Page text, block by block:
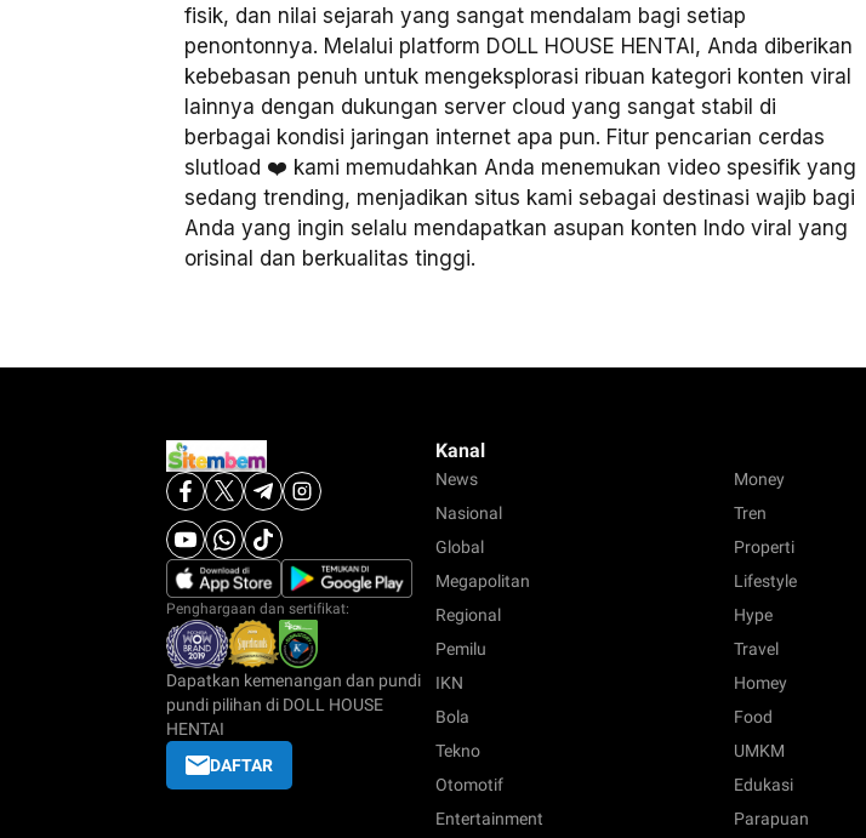
fisik, dan nilai sejarah yang sangat mendalam bagi setiap
penontonnya. Melalui platform DOLL HOUSE HENTAI, Anda diberikan
kebebasan penuh untuk mengeksplorasi ribuan kategori konten viral
lainnya dengan dukungan server cloud yang sangat stabil di
berbagai kondisi jaringan internet apa pun. Fitur pencarian cerdas
slutload ❤️ kami memudahkan Anda menemukan video spesifik yang
sedang trending, menjadikan situs kami sebagai destinasi wajib bagi
Anda yang ingin selalu mendapatkan asupan konten Indo viral yang
orisinal dan berkualitas tinggi.
Penghargaan dan sertifikat:
Dapatkan kemenangan dan pundi
pundi pilihan di DOLL HOUSE
HENTAI
DAFTAR
Kanal
News
Nasional
Global
Megapolitan
Regional
Pemilu
IKN
Bola
Tekno
Otomotif
Entertainment
Money
Tren
Properti
Lifestyle
Hype
Travel
Homey
Food
UMKM
Edukasi
Parapuan